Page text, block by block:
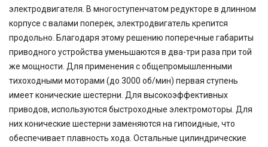
электродвигателя. В многоступенчатом редукторе в длинном
корпусе с валами поперек, электродвигатель крепится
продольно. Благодаря этому решению поперечные габариты
приводного устройства уменьшаются в два-три раза при той
же мощности. Для применения с общепромышленными
тихоходными моторами (до 3000 об/мин) первая ступень
имеет конические шестерни. Для высокоэффективных
приводов, используются быстроходные электромоторы. Для
них конические шестерни заменяются на гипоидные, что
обеспечивает плавность хода. Остальные цилиндрические